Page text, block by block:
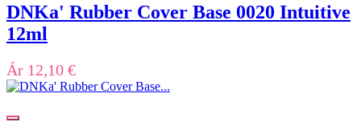
DNKa' Rubber Cover Base 0020 Intuitive
12ml
Ár 12,10 €